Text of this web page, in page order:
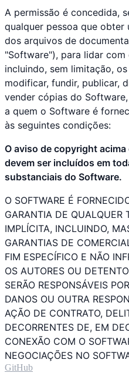
A permissão é concedida,
qualquer pessoa que
dos arquivos de
"Software"), para lidar
incluindo, sem limitação,
modificar, fundir, publicar,
vender cópias do
a quem o Software é
às seguintes condições:
O aviso de copyright
devem ser incluídos em
substanciais do Software.
O SOFTWARE É
GARANTIA DE QUALQUER
IMPLÍCITA, INCLUINDO,
GARANTIAS DE
FIM ESPECÍFICO E NÃO
OS AUTORES OU
SERÃO RESPONSÁVEIS
DANOS OU OUTRA
AÇÃO DE CONTRATO,
DECORRENTES DE, EM
CONEXÃO COM O
NEGOCIAÇÕES NO
GitHub